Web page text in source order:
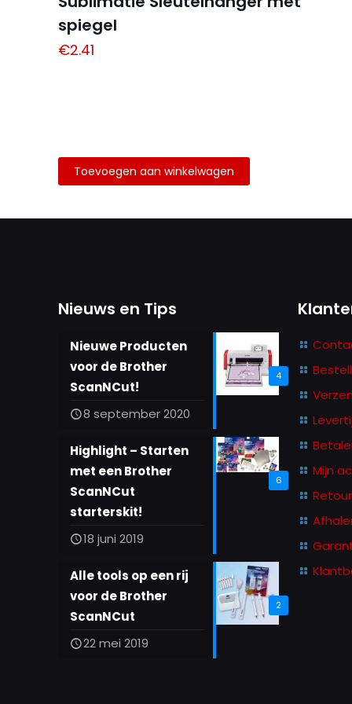
spiegel
€2.41
Toevoegen aan winkelwagen
Nieuws en Tips
4
Nieuwe Producten
voor de Brother
ScanNCut!
8 september 2020
6
Highlight – Starten
met een Brother
ScanNCut
starterskit!
18 juni 2019
2
Alle tools op een rij
voor de Brother
ScanNCut
22 mei 2019
Mijn